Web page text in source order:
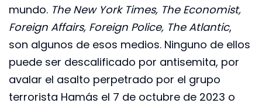
mundo. The New York Times, The Economist,
Foreign Affairs, Foreign Police, The Atlantic,
son algunos de esos medios. Ninguno de ellos
puede ser descalificado por antisemita, por
avalar el asalto perpetrado por el grupo
terrorista Hamás el 7 de octubre de 2023 o